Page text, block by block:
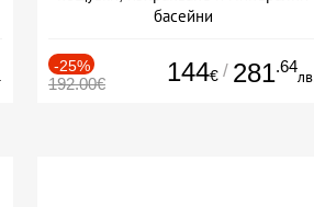
басейни
-25%
192.00€ 144€ / 281.64
лв.